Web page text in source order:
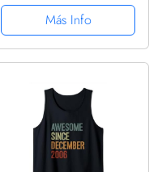
CamisetaMás Info